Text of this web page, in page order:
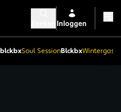
Inloggen
blckbxSoul SessionBlckbx